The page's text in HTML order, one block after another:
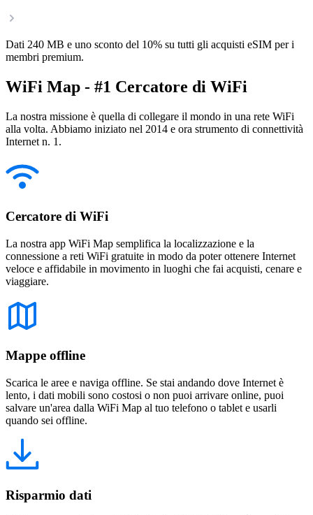
Dati 240 MB e uno sconto del 10% su tutti gli acquisti eSIM per i
membri premium.
WiFi Map - #1 Cercatore di WiFi
La nostra missione è quella di collegare il mondo in una rete WiFi
alla volta. Abbiamo iniziato nel 2014 e ora strumento di connettività
Internet n. 1.
Cercatore di WiFi
La nostra app WiFi Map semplifica la localizzazione e la
connessione a reti WiFi gratuite in modo da poter ottenere Internet
veloce e affidabile in movimento in luoghi che fai acquisti, cenare e
viaggiare.
Mappe offline
Scarica le aree e naviga offline. Se stai andando dove Internet è
lento, i dati mobili sono costosi o non puoi arrivare online, puoi
salvare un'area dalla WiFi Map al tuo telefono o tablet e usarli
quando sei offline.
Risparmio dati